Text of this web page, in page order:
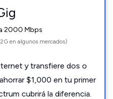
2000 Mbps
en algunos mercados)
y transfiere dos o
$1,000 en tu primer
cubrirá la diferencia.